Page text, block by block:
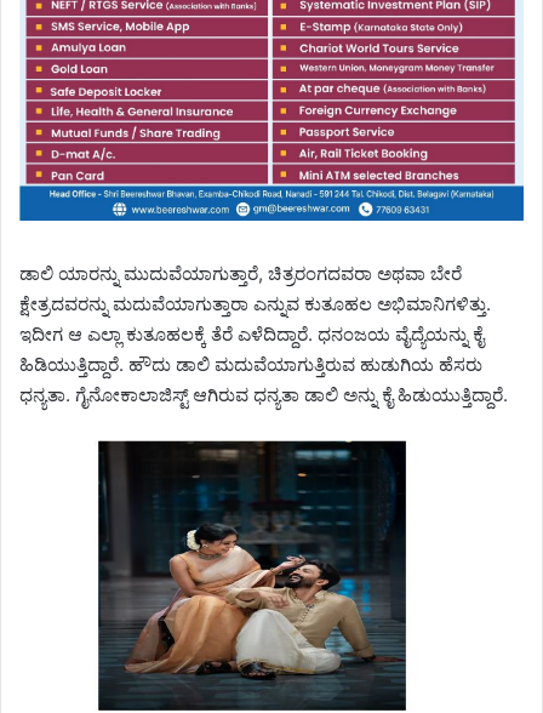
ಡಾಲಿ ಯಾರನ್ನು ಮುದುವೆಯಾಗುತ್ತಾರೆ, ಚಿತ್ರರಂಗದವರಾ ಅಥವಾ ಬೇರೆ
ಕ್ಷೇತ್ರದವರನ್ನು ಮದುವೆಯಾಗುತ್ತಾರಾ ಎನ್ನುವ ಕುತೂಹಲ ಅಭಿಮಾನಿಗಳಿತ್ತು.
ಇದೀಗ ಆ ಎಲ್ಲಾ ಕುತೂಹಲಕ್ಕೆ ತೆರೆ ಎಳೆದಿದ್ದಾರೆ. ಧನಂಜಯ ವೈದ್ಯೆಯನ್ನು ಕೈ
ಹಿಡಿಯುತ್ತಿದ್ದಾರೆ. ಹೌದು ಡಾಲಿ ಮದುವೆಯಾಗುತ್ತಿರುವ ಹುಡುಗಿಯ ಹೆಸರು
ಧನ್ಯತಾ. ಗೈನೋಕಾಲಾಜಿಸ್ಟ್ ಆಗಿರುವ ಧನ್ಯತಾ ಡಾಲಿ ಅನ್ನು ಕೈ ಹಿಡುಯುತ್ತಿದ್ದಾರೆ.